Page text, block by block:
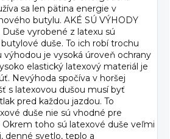
sa len pätina energie v
butylu. AKÉ SÚ VÝHODY
Duše vyrobené z latexu sú
duše. To ich robí trochu
výhodou je vysoká úroveň ochrany
elastický latexový materiál je
Nevýhoda spočíva v horšej
s latexovou dušou musí byť
pred každou jazdou. To
duše nie sú vhodné pre
Okrem toho sú latexové duše veľmi
denné svetlo, teplo a